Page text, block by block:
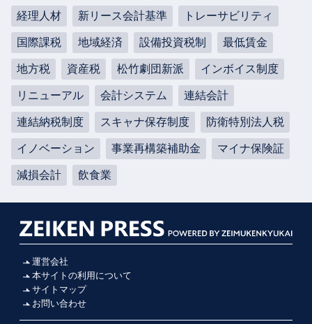
経理人材 新リース会計基準 トレーサビリティ
国際課税 地域経済 設備投資税制 最低賃金
地方税 資産税 松竹劇団新派 インボイス制度
リニューアル 会計システム 連結会計
連結納税制度 スキャナ保存制度 防衛特別法人税
イノベーション 事業再構築補助金 マイナ保険証
減損会計 飲食業
運営会社
本サイトの利用について
サイトマップ
お問い合わせ